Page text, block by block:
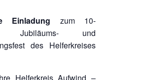
Einladung zum 10-
Jubiläums- und
des Helferkreises